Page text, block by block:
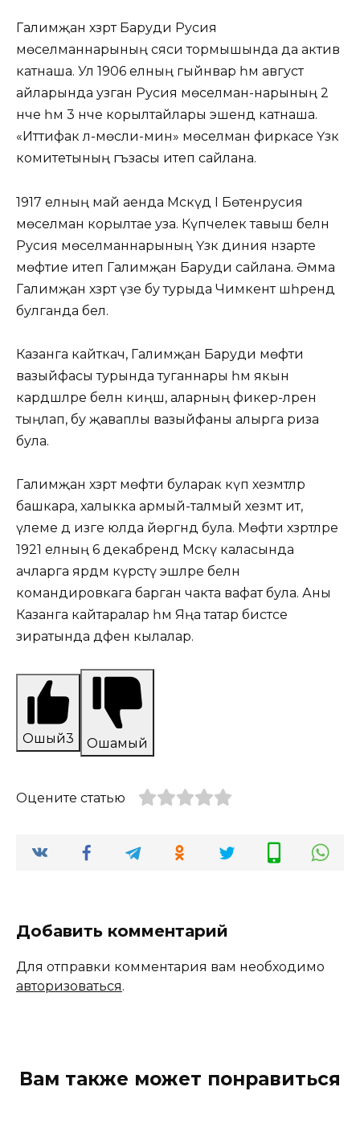
Галимҗан хәзрәт Баруди Русия
мөселманнарының сәяси тормышында да актив
катнаша. Ул 1906 елның гыйнвар һәм август
айларында узган Русия мөселман-нарының 2
нче һәм 3 нче корылтайлары эшендә катнаша.
«Иттифак әл-мөсли-мин» мөселман фиркасе Үзәк
комитетының әгъзасы итеп сайлана.
1917 елның май аенда Мәскәүдә I Бөтенрусия
мөселман корылтае уза. Күпчелек тавыш белән
Русия мөселманнарының Үзәк диния нәзарәте
мөфтие итеп Галимҗан Баруди сайлана. Әмма
Галимҗан хәзрәт үзе бу турыда Чимкент шәһәрендә
булганда белә.
Казанга кайткач, Галимҗан Баруди мөфти
вазыйфасы турында туганнары һәм якын
кардәшләре белән киңәшә, аларның фикер-ләрен
тыңлап, бу җаваплы вазыйфаны алырга риза
була.
Галимҗан хәзрәт мөфти буларак күп хезмәтләр
башкара, халыкка армый-талмый хезмәт итә,
үлеме дә изге юлда йөргәндә була. Мөфти хәзрәтләре
1921 елның 6 декабрендә Мәскәү каласында
ачларга ярдәм күрсәтү эшләре белән
командировкага барган чакта вафат була. Аны
Казанга кайтаралар һәм Яңа татар бистәсе
зиратында дәфен кылалар.
Ошый3 Ошамый
Оцените статью
Добавить комментарий
Для отправки комментария вам необходимо
авторизоваться.
Вам также может понравиться